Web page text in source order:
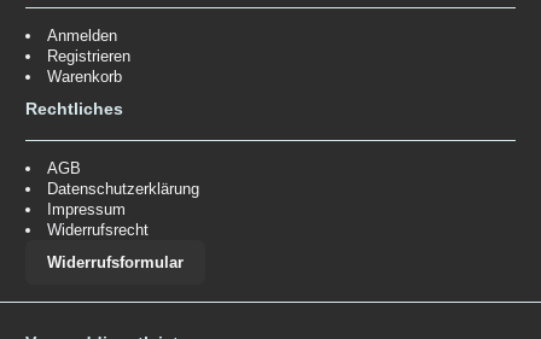
Anmelden
Registrieren
Warenkorb
Rechtliches
AGB
Datenschutzerklärung
Impressum
Widerrufsrecht
Widerrufsformular